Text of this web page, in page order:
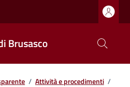
Brusasco
/ Attività e procedimenti /